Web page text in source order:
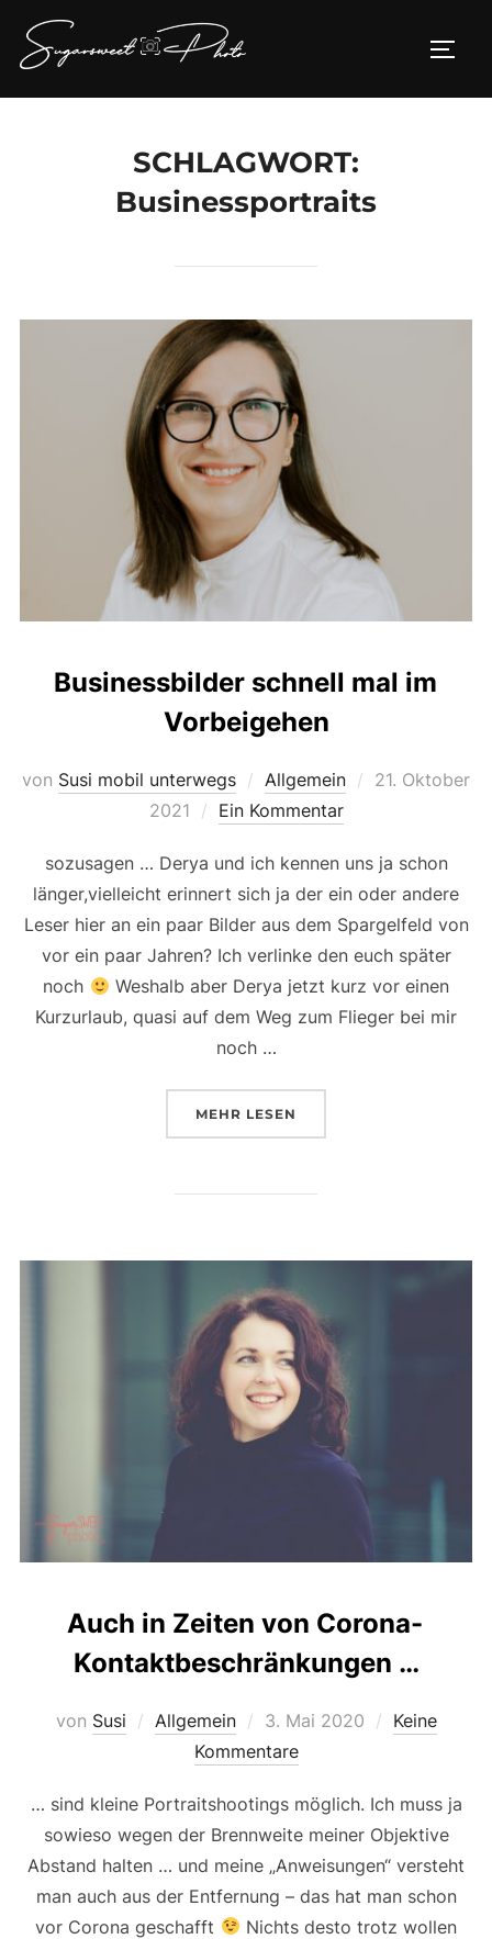
Inhalt
springen
SCHLAGWORT:
Businessportraits
Businessbilder schnell mal im
Vorbeigehen
von Susi mobil unterwegs Allgemein
Veröffentlicht
21. Oktober
2021
Ein Kommentar
sozusagen … Derya und ich kennen uns ja schon
länger,vielleicht erinnert sich ja der ein oder andere
Leser hier an ein paar Bilder aus dem Spargelfeld von
vor ein paar Jahren? Ich verlinke den euch später
noch
Weshalb aber Derya jetzt kurz vor einen
Kurzurlaub, quasi auf dem Weg zum Flieger bei mir
noch …
MEHR ÜBER „BUSINESSBILDER
LESEN
Auch in Zeiten von Corona-
Kontaktbeschränkungen …
von Susi Allgemein
Veröffentlicht
am
3. Mai 2020
Keine
Kommentare
… sind kleine Portraitshootings möglich. Ich muss ja
sowieso wegen der Brennweite meiner Objektive
Abstand halten … und meine „Anweisungen“ versteht
man auch aus der Entfernung – das hat man schon
vor Corona geschafft
Nichts desto trotz wollen